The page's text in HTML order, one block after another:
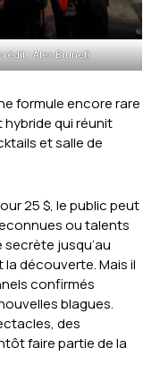
: Alex Brunet)
formule encore rare
qui réunit
et salle de
25 $, le public peut
ou talents
jusqu’au
découverte. Mais il
confirmés
blagues.
des
faire partie de la